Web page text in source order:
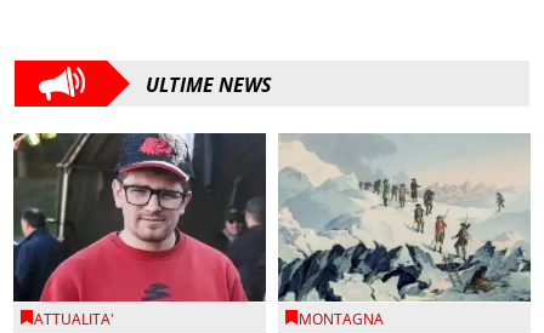
ULTIME NEWS
ATTUALITA' MONTAGNA